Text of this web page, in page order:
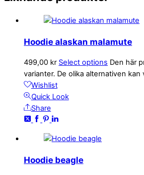
Hoodie alaskan malamute
499,00 kr Select options Den här
varianter. De olika alternativen kan
Wishlist
Quick Look
Share
Hoodie beagle